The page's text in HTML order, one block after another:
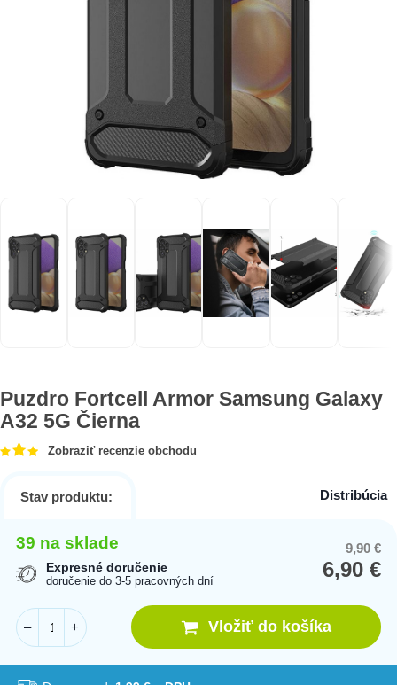
Puzdro Fortcell Armor Samsung Galaxy
A32 5G Čierna
Zobraziť recenzie obchodu
Stav produktu: Distribúcia
39 na sklade
Expresné doručenie
doručenie do 3-5 pracovných dní
9,90€
6,90€
–
+ Vložiť do košíka